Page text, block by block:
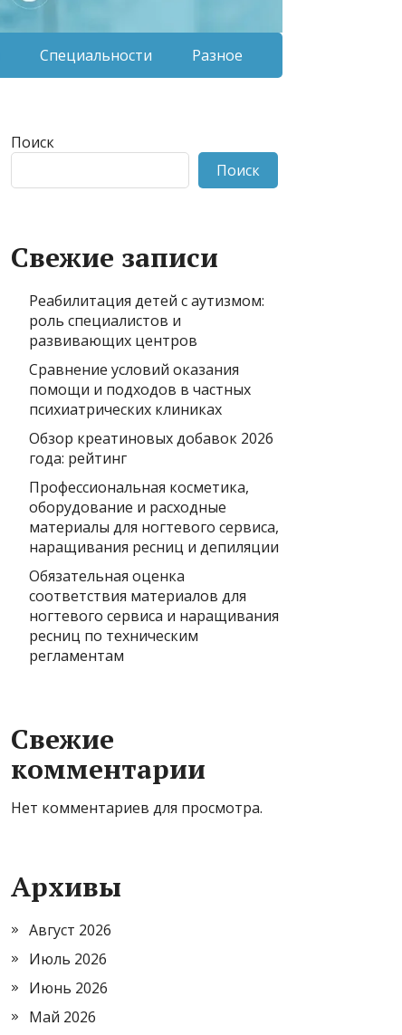
Специальности Разное
Поиск
Поиск
Свежие записи
Реабилитация детей с аутизмом:
роль специалистов и
развивающих центров
Сравнение условий оказания
помощи и подходов в частных
психиатрических клиниках
Обзор креатиновых добавок 2026
года: рейтинг
Профессиональная косметика,
оборудование и расходные
материалы для ногтевого сервиса,
наращивания ресниц и депиляции
Обязательная оценка
соответствия материалов для
ногтевого сервиса и наращивания
ресниц по техническим
регламентам
Свежие
комментарии
Нет комментариев для просмотра.
Архивы
Август 2026
Июль 2026
Июнь 2026
Май 2026